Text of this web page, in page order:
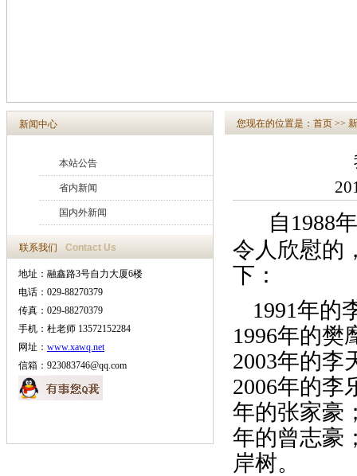
新闻中心
本站公告
省内新闻
国内外新闻
联系我们 Contact Us
地址：融鑫路3号自力大厦6楼
电话：029-88270379
传真：029-88270379
手机：杜老师 13572152284
网址： www.xawq.net
信箱：923083746@qq.com
您现在的位置是： 首页 >>
自1988
令人欣慰的
下：
1991年的
1996年的樊
2003年的李
2006年的李
年的张家豪
年的曾志豪
岸树。